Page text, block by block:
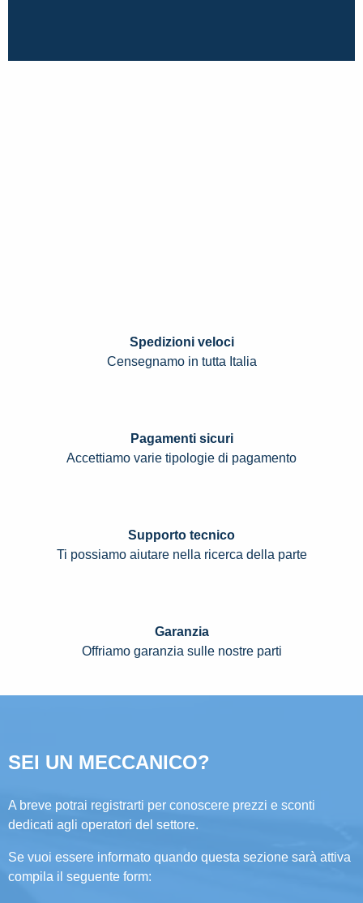
Spedizioni veloci
Censegnamo in tutta Italia
Pagamenti sicuri
Accettiamo varie tipologie di pagamento
Supporto tecnico
Ti possiamo aiutare nella ricerca della parte
Garanzia
Offriamo garanzia sulle nostre parti
SEI UN MECCANICO?
A breve potrai registrarti per conoscere prezzi e sconti
dedicati agli operatori del settore.
Se vuoi essere informato quando questa sezione sarà attiva
compila il seguente form: